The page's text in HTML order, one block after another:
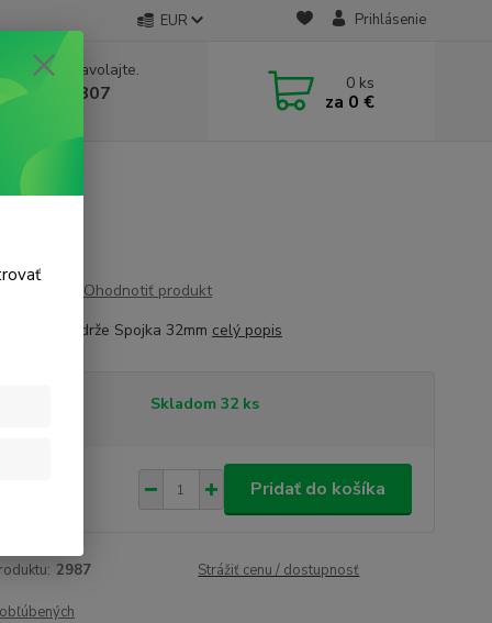
EUR Prihlásenie
si rady? Zavolajte.
131 807
8-17 hod.)
0 ks
za 0 €
Ohodnotiť produkt
na IBC nádrže Spojka 32mm celý popis
Skladom 32 ks
Pridať do košíka
2987 Strážiť cenu / dostupnosť